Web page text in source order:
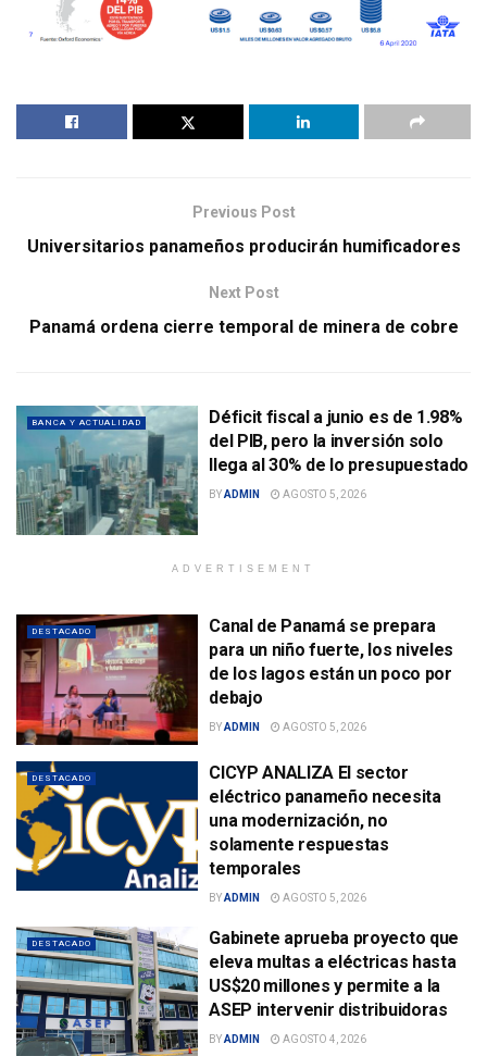
Previous Post
Universitarios panameños producirán humificadores
Next Post
Panamá ordena cierre temporal de minera de cobre
BANCA Y ACTUALIDAD
Déficit fiscal a junio es de 1.98%
del PIB, pero la inversión solo
llega al 30% de lo presupuestado
BYADMIN AGOSTO 5, 2026
ADVERTISEMENT
DESTACADO
Canal de Panamá se prepara
para un niño fuerte, los niveles
de los lagos están un poco por
debajo
BYADMIN AGOSTO 5, 2026
DESTACADO
CICYP ANALIZA El sector
eléctrico panameño necesita
una modernización, no
solamente respuestas
temporales
BYADMIN AGOSTO 5, 2026
DESTACADO
Gabinete aprueba proyecto que
eleva multas a eléctricas hasta
US$20 millones y permite a la
ASEP intervenir distribuidoras
BYADMIN AGOSTO 4, 2026